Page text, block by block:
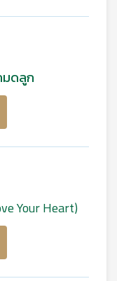
มดลูก
Your Heart)